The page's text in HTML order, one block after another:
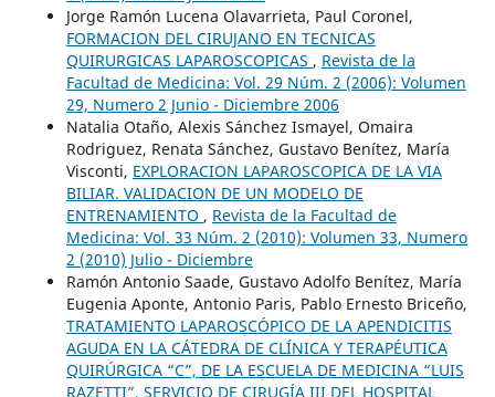
Jorge Ramón Lucena Olavarrieta, Paul Coronel,
FORMACION DEL CIRUJANO EN TECNICAS
QUIRURGICAS LAPAROSCOPICAS , Revista de la
Facultad de Medicina: Vol. 29 Núm. 2 (2006): Volumen
29, Numero 2 Junio - Diciembre 2006
Natalia Otaño, Alexis Sánchez Ismayel, Omaira
Rodriguez, Renata Sánchez, Gustavo Benítez, María
Visconti, EXPLORACION LAPAROSCOPICA DE LA VIA
BILIAR. VALIDACION DE UN MODELO DE
ENTRENAMIENTO , Revista de la Facultad de
Medicina: Vol. 33 Núm. 2 (2010): Volumen 33, Numero
2 (2010) Julio - Diciembre
Ramón Antonio Saade, Gustavo Adolfo Benítez, María
Eugenia Aponte, Antonio Paris, Pablo Ernesto Briceño,
TRATAMIENTO LAPAROSCÓPICO DE LA APENDICITIS
AGUDA EN LA CÁTEDRA DE CLÍNICA Y TERAPÉUTICA
QUIRÚRGICA “C”, DE LA ESCUELA DE MEDICINA “LUIS
RAZETTI”, SERVICIO DE CIRUGÍA III DEL HOSPITAL